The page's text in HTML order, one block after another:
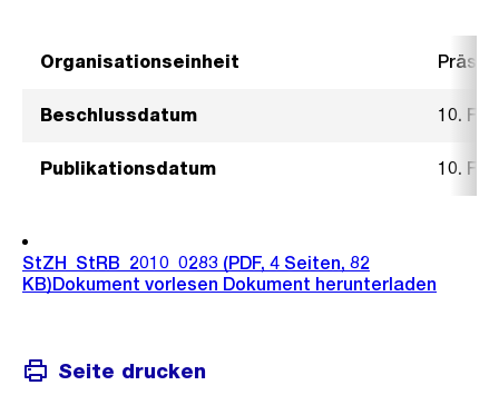
Organisationseinheit
Beschlussdatum 10.
Publikationsdatum 10.
StZH_StRB_2010_0283 (PDF, 4 Seiten, 82
KB)Dokument vorlesen Dokument herunterladen
Seite drucken